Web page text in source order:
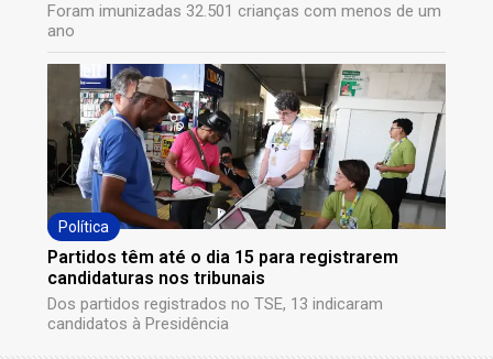
Foram imunizadas 32.501 crianças com menos de um
ano
Política
Partidos têm até o dia 15 para registrarem
candidaturas nos tribunais
Dos partidos registrados no TSE, 13 indicaram
candidatos à Presidência